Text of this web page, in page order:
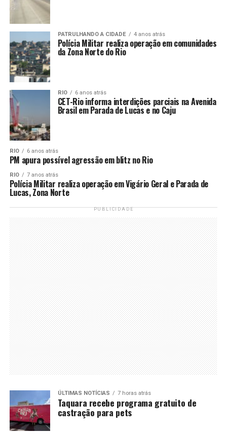
PATRULHANDO A CIDADE 4 anos atrás
Polícia Militar realiza operação em comunidades
da Zona Norte do Rio
RIO 6 anos atrás
CET-Rio informa interdições parciais na Avenida
Brasil em Parada de Lucas e no Caju
RIO 6 anos atrás
PM apura possível agressão em blitz no Rio
RIO 7 anos atrás
Polícia Militar realiza operação em Vigário Geral e Parada de
Lucas, Zona Norte
PUBLICIDADE
ÚLTIMAS NOTÍCIAS 7 horas atrás
Taquara recebe programa gratuito de
castração para pets